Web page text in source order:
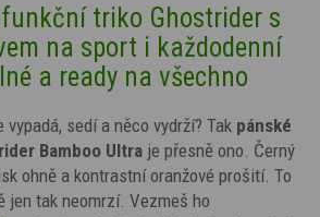
triko Ghostrider s
na sport i každodenní
a ready na všechno
sedí a něco vydrží? Tak pánské
Bamboo Ultra je přesně ono. Černý
ohně a kontrastní oranžové prošití. To
jen tak neomrzí. Vezmeš ho